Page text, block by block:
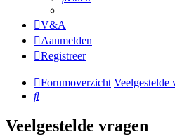
V&A
Aanmelden
Registreer
Forumoverzicht Veelgestelde
Zoek
Veelgestelde vragen